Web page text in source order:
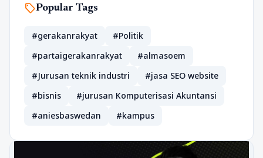
sellPopular Tags
#gerakanrakyat
#Politik
#partaigerakanrakyat
#almasoem
#Jurusan teknik industri
#jasa SEO website
#bisnis
#jurusan Komputerisasi Akuntansi
#aniesbaswedan
#kampus